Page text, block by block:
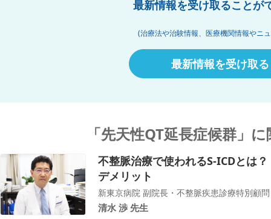
最新情報を受け取ることが
(治療法や治験情報、医療機関情報やニ
最新情報を受け取る
「先天性QT延長症候群」
不整脈治療で使われるS-ICDとは
デメリット
新東京病院 副院長・不整脈疾患診療特別顧問
清水 渉 先生